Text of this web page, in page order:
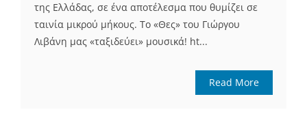
της Ελλάδας, σε ένα αποτέλεσμα που θυμίζει σε
ταινία μικρού μήκους. Το «Θες» του Γιώργου
Λιβάνη μας «ταξιδεύει» μουσικά! ht...
Read More